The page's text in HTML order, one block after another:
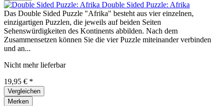
Double Sided Puzzle: Afrika
Das Double Sided Puzzle "Afrika" besteht aus vier einzelnen,
einzigartigen Puzzlen, die jeweils auf beiden Seiten
Sehenswürdigkeiten des Kontinents abbilden. Nach dem
Zusammensetzen können Sie die vier Puzzle miteinander verbinden
und an...
Nicht mehr lieferbar
19,95 € *
Vergleichen
Merken